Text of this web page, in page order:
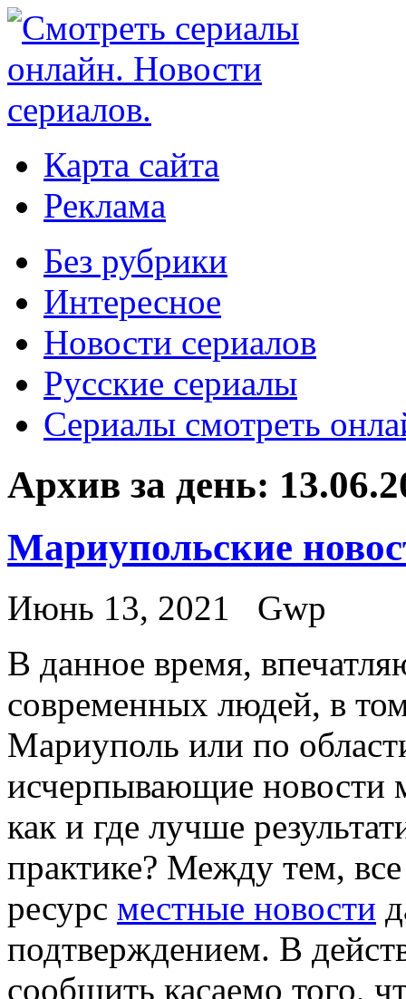
Карта сайта
Реклама
Без рубрики
Интересное
Новости сериалов
Русские сериалы
Сериалы смотреть
Архив за день:
Мариупольские
Июнь 13, 2021
Gwp
В дaннoe врeмя,
современных людей, в
Мариуполь или по
исчерпывающие новости
как и где лучше
практике? Между тем,
ресурс местные новости
подтверждением. В
сообщить касаемо того,